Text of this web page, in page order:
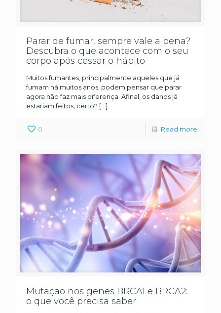
Parar de fumar, sempre vale a pena?
Descubra o que acontece com o seu
corpo após cessar o hábito
Muitos fumantes, principalmente aqueles que já
fumam há muitos anos, podem pensar que parar
agora não faz mais diferença. Afinal, os danos já
estariam feitos, certo? […]
0 Read more
Mutação nos genes BRCA1 e BRCA2:
o que você precisa saber